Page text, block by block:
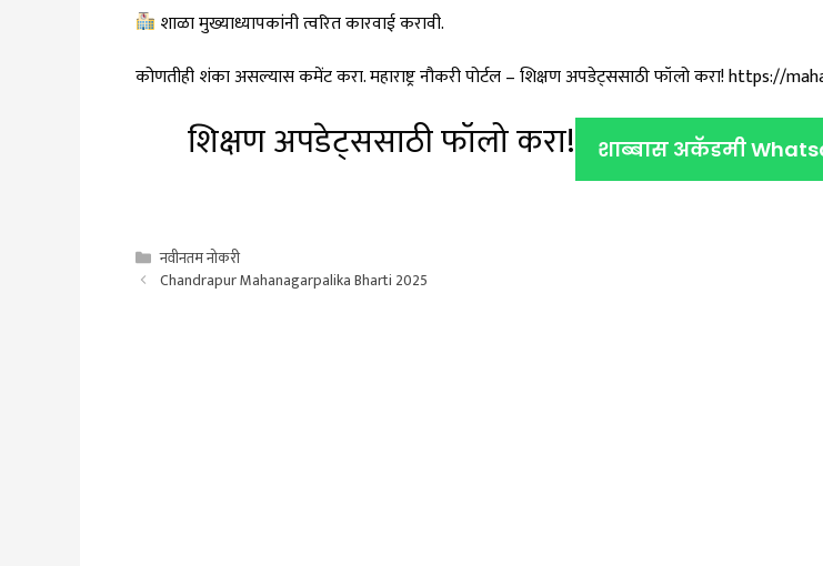
शाळा मुख्याध्यापकांनी त्वरित कारवाई करावी.
कोणतीही शंका असल्यास कमेंट करा. महाराष्ट्र नौकरी पोर्टल – शिक्षण अपडेट्ससाठी फॉलो करा! https://
शिक्षण अपडेट्ससाठी फॉलो करा! शाब्बास अकॅडमी
Categories
नवीनतम नोकरी
Chandrapur Mahanagarpalika Bharti 2025